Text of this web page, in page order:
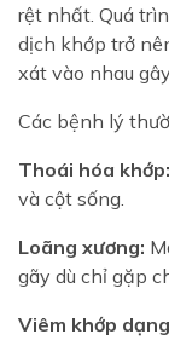
rệt nhất. Quá
dịch khớp trở
xát vào nhau
Các bệnh lý
Thoái hóa khớp:
và cột sống.
Loãng xương:
gãy dù chỉ gặp
Viêm khớp